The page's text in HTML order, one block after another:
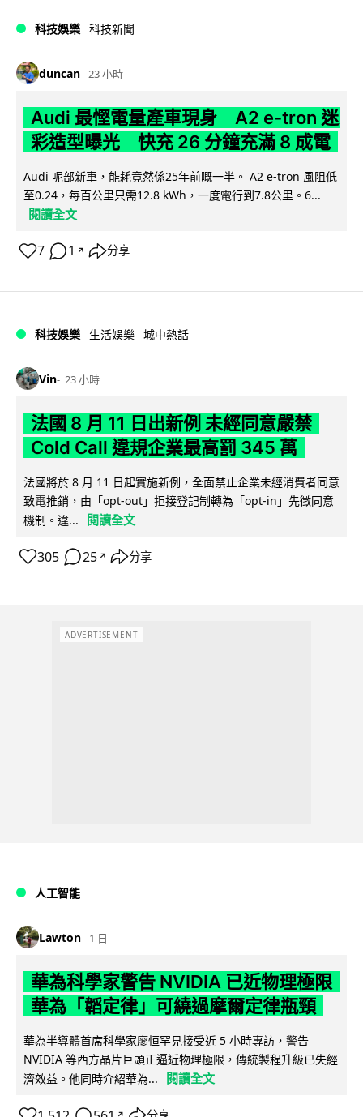
科技娛樂 科技新聞
duncan 23 小時
Audi 最慳電量產車現身 A2 e-tron 迷
彩造型曝光 快充 26 分鐘充滿 8 成電
Audi 呢部新車，能耗竟然係25年前嘅一半。 A2 e-tron 風阻低
至0.24，每百公里只需12.8 kWh，一度電行到7.8公里。6...
閱讀全文
7 1 ↗ 分享
科技娛樂 生活娛樂 城中熱話
Vin 23 小時
法國 8 月 11 日出新例 未經同意嚴禁
Cold Call 違規企業最高罰 345 萬
法國將於 8 月 11 日起實施新例，全面禁止企業未經消費者同意
致電推銷，由「opt-out」拒接登記制轉為「opt-in」先徵同意
機制。違...
閱讀全文
305 25 ↗ 分享
ADVERTISEMENT
人工智能
Lawton 1 日
華為科學家警告 NVIDIA 已近物理極限
華為「韜定律」可繞過摩爾定律瓶頸
華為半導體首席科學家廖恒罕見接受近 5 小時專訪，警告
NVIDIA 等西方晶片巨頭正逼近物理極限，傳統製程升級已失經
濟效益。他同時介紹華為...
閱讀全文
↗